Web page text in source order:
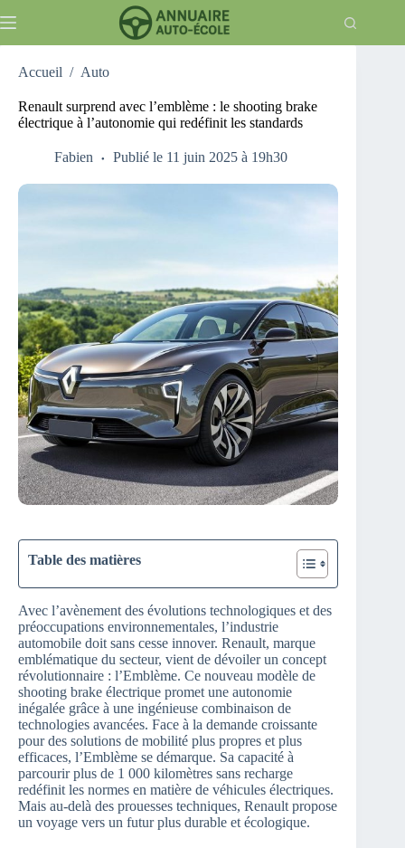
au
Accueil / Auto
Renault surprend avec l’emblème : le shooting brake
électrique à l’autonomie qui redéfinit les standards
Fabien Publié le 11 juin 2025 à 19h30
Table des matières
Avec l’avènement des évolutions technologiques et des
préoccupations environnementales, l’industrie
automobile doit sans cesse innover. Renault, marque
emblématique du secteur, vient de dévoiler un concept
révolutionnaire : l’Emblème. Ce nouveau modèle de
shooting brake électrique promet une autonomie
inégalée grâce à une ingénieuse combinaison de
technologies avancées. Face à la demande croissante
pour des solutions de mobilité plus propres et plus
efficaces, l’Emblème se démarque. Sa capacité à
parcourir plus de 1 000 kilomètres sans recharge
redéfinit les normes en matière de véhicules électriques.
Mais au-delà des prouesses techniques, Renault propose
un voyage vers un futur plus durable et écologique.